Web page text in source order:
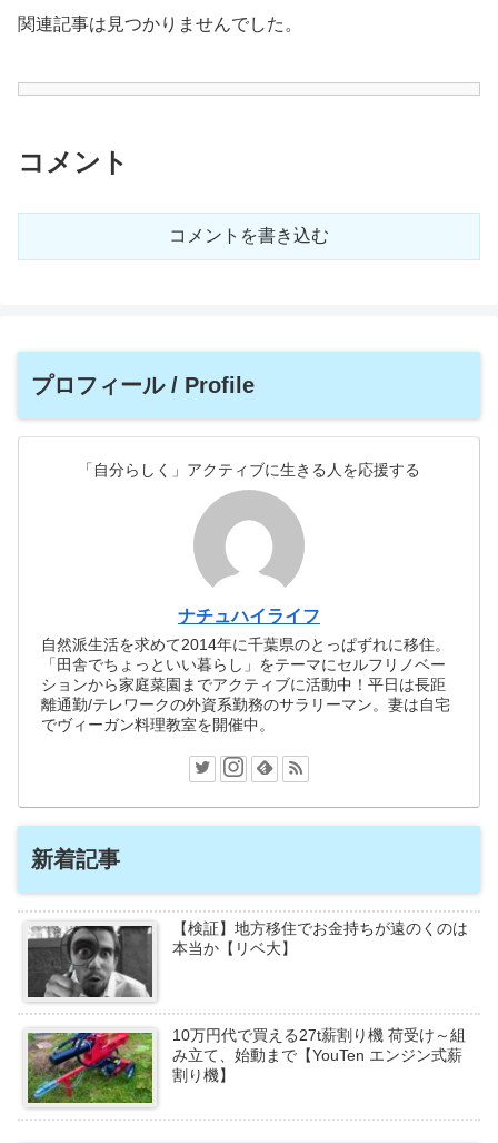
関連記事は見つかりませんでした。
コメント
コメントを書き込む
プロフィール / Profile
「自分らしく」アクティブに生きる人を応援する
ナチュハイライフ
自然派生活を求めて2014年に千葉県のとっぱずれに移住。
「田舎でちょっといい暮らし」をテーマにセルフリノベー
ションから家庭菜園までアクティブに活動中！平日は長距
離通勤/テレワークの外資系勤務のサラリーマン。妻は自宅
でヴィーガン料理教室を開催中。
新着記事
【検証】地方移住でお金持ちが遠のくのは
本当か【リベ大】
10万円代で買える27t薪割り機 荷受け～組
み立て、始動まで【YouTen エンジン式薪
割り機】